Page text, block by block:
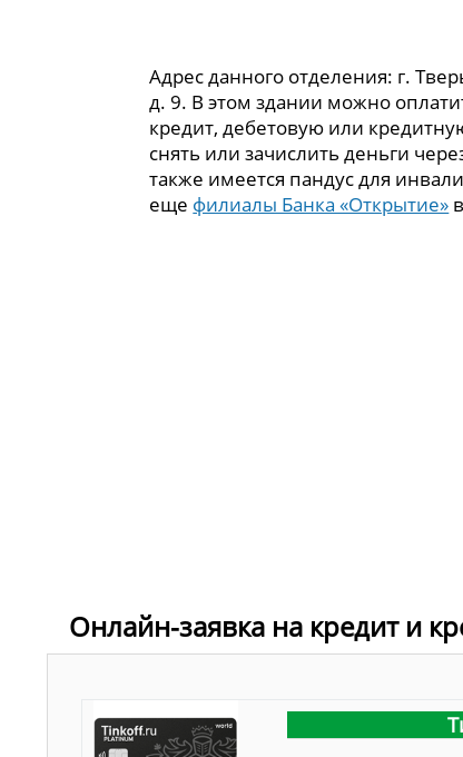
Адрес данного отделения: г.
д. 9. В этом здании можно
кредит, дебетовую или
снять или зачислить деньги
также имеется пандус для
еще филиалы Банка «Открытие»
Онлайн-заявка на кредит и